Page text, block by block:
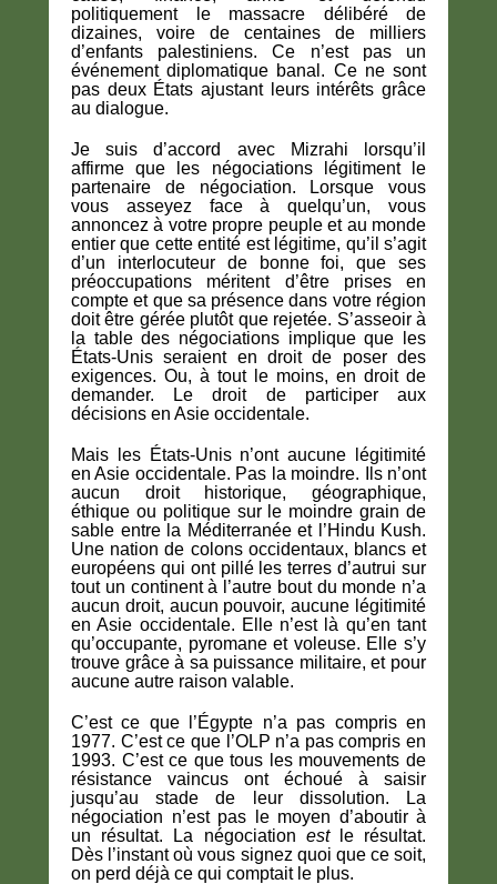
politiquement le massacre délibéré de
dizaines, voire de centaines de milliers
d’enfants palestiniens. Ce n’est pas un
événement diplomatique banal. Ce ne sont
pas deux États ajustant leurs intérêts grâce
au dialogue.
Je suis d’accord avec Mizrahi lorsqu’il
affirme que les négociations légitiment le
partenaire de négociation. Lorsque vous
vous asseyez face à quelqu’un, vous
annoncez à votre propre peuple et au monde
entier que cette entité est légitime, qu’il s’agit
d’un interlocuteur de bonne foi, que ses
préoccupations méritent d’être prises en
compte et que sa présence dans votre région
doit être gérée plutôt que rejetée. S’asseoir à
la table des négociations implique que les
États-Unis seraient en droit de poser des
exigences. Ou, à tout le moins, en droit de
demander. Le droit de participer aux
décisions en Asie occidentale.
Mais les États-Unis n’ont aucune légitimité
en Asie occidentale. Pas la moindre. Ils n’ont
aucun droit historique, géographique,
éthique ou politique sur le moindre grain de
sable entre la Méditerranée et l’Hindu Kush.
Une nation de colons occidentaux, blancs et
européens qui ont pillé les terres d’autrui sur
tout un continent à l’autre bout du monde n’a
aucun droit, aucun pouvoir, aucune légitimité
en Asie occidentale. Elle n’est là qu’en tant
qu’occupante, pyromane et voleuse. Elle s’y
trouve grâce à sa puissance militaire, et pour
aucune autre raison valable.
C’est ce que l’Égypte n’a pas compris en
1977. C’est ce que l’OLP n’a pas compris en
1993. C’est ce que tous les mouvements de
résistance vaincus ont échoué à saisir
jusqu’au stade de leur dissolution. La
négociation n’est pas le moyen d’aboutir à
un résultat. La négociation estle résultat.
Dès l’instant où vous signez quoi que ce soit,
on perd déjà ce qui comptait le plus.